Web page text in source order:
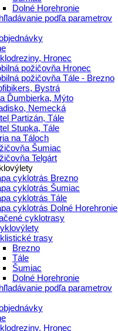
Dolné Horehronie
podľa parametrov
Hronec
požičovňa Hronec
požičovňa Tále - Brezno
Bystrá
Ďumbierka, Mýto
Nemecká
Partizán, Tále
Stupka, Tále
na Táloch
Šumiac
Telgárt
cyklotrás Brezno
cyklotrás Šumiac
cyklotrás Tále
cyklotrás Dolné Horehronie
cyklotrasy
trasy
Brezno
Tále
Šumiac
Dolné Horehronie
podľa parametrov
Hronec